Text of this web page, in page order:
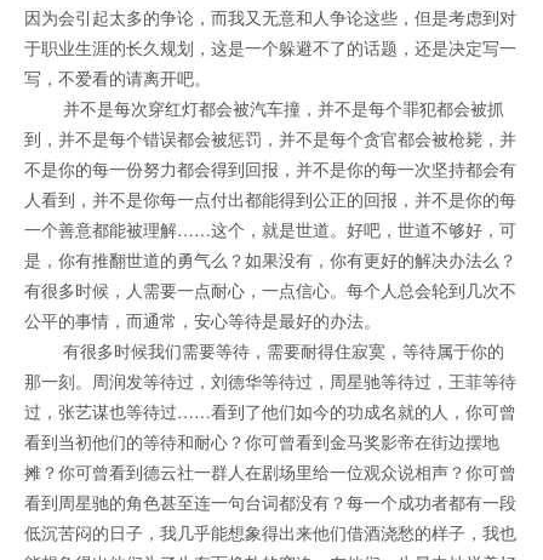
因为会引起太多的争论，而我又无意和人争论这些，但是考虑到对
于职业生涯的长久规划，这是一个躲避不了的话题，还是决定写一
写，不爱看的请离开吧。
并不是每次穿红灯都会被汽车撞，并不是每个罪犯都会被抓
到，并不是每个错误都会被惩罚，并不是每个贪官都会被枪毙，并
不是你的每一份努力都会得到回报，并不是你的每一次坚持都会有
人看到，并不是你每一点付出都能得到公正的回报，并不是你的每
一个善意都能被理解……这个，就是世道。好吧，世道不够好，可
是，你有推翻世道的勇气么？如果没有，你有更好的解决办法么？
有很多时候，人需要一点耐心，一点信心。每个人总会轮到几次不
公平的事情，而通常，安心等待是最好的办法。
有很多时候我们需要等待，需要耐得住寂寞，等待属于你的
那一刻。周润发等待过，刘德华等待过，周星驰等待过，王菲等待
过，张艺谋也等待过……看到了他们如今的功成名就的人，你可曾
看到当初他们的等待和耐心？你可曾看到金马奖影帝在街边摆地
摊？你可曾看到德云社一群人在剧场里给一位观众说相声？你可曾
看到周星驰的角色甚至连一句台词都没有？每一个成功者都有一段
低沉苦闷的日子，我几乎能想象得出来他们借酒浇愁的样子，我也